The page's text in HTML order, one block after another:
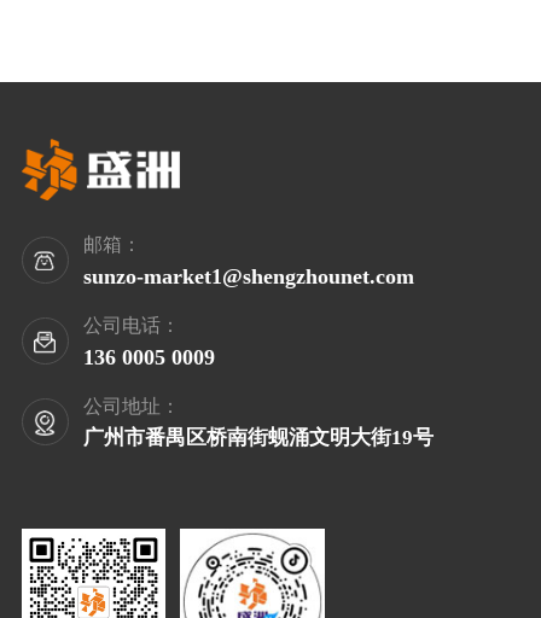
邮箱：
sunzo-market1@shengzhounet.com
公司电话：
136 0005 0009
公司地址：
广州市番禺区桥南街蚬涌文明大街19号